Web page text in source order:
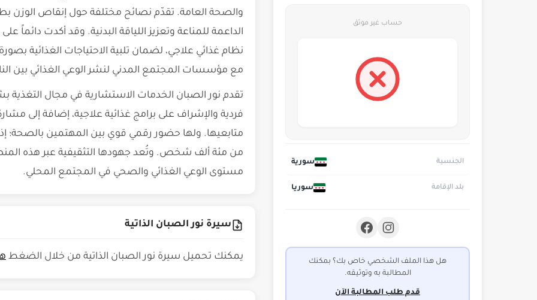
حساب غير موثق
الجنسية سورية
بلد الإقامة سوريا
هل هذا الملف الشخصي خاص بك؟ بمكنك
المطالبة به وتوثيقه.
قدم طلب المطالبة الآن
والصحة العامة. تقدّم نصائح مختلفة حول إنقاص الوزن
الداعمة للمناعة وتعزيز اللياقة البدنية. وقد أكدت دائماً
نظام غذائي علاجي، لضمان تلبية الاحتياجات الغذائية
مع مؤسسات المجتمع المدني لنشر الوعي الغذائي بين
تقدم نور الصبان الخدمات الاستشارية في مجال
فردية والإشراف على برامج غذائية علاجية، إضافة إلى
متابعيها. ولها حضور رقمي قوي بين المهتمين بالصحة؛
من مئة ألف شخص. وتُعد جهودها التثقيفية عبر هذه
مستوى الوعي الغذائي والصحي في المجتمع المحلي.
سيرة نور الصبان الذاتية
يمكنك تحميل سيرة نور الصبان الذاتية من خلال الضغط